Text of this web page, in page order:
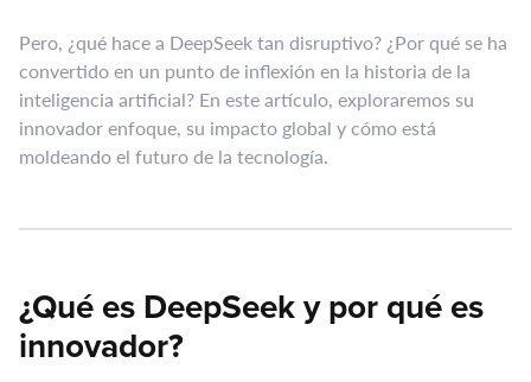
Pero, ¿qué hace a DeepSeek tan disruptivo? ¿Por qué se ha
convertido en un punto de inflexión en la historia de la
inteligencia artificial? En este artículo, exploraremos su
innovador enfoque, su impacto global y cómo está
moldeando el futuro de la tecnología.
¿Qué es DeepSeek y por qué es
innovador?